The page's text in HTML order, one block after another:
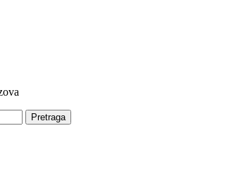
Pretraga